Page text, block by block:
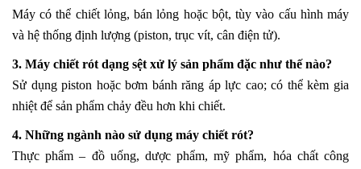
Máy có thể chiết lỏng, bán lỏng hoặc bột, tùy vào cấu hình máy
và hệ thống định lượng (piston, trục vít, cân điện tử).
3. Máy chiết rót dạng sệt xử lý sản phẩm đặc như thế nào?
Sử dụng piston hoặc bơm bánh răng áp lực cao; có thể kèm gia
nhiệt để sản phẩm chảy đều hơn khi chiết.
4. Những ngành nào sử dụng máy chiết rót?
Thực phẩm – đồ uống, dược phẩm, mỹ phẩm, hóa chất công